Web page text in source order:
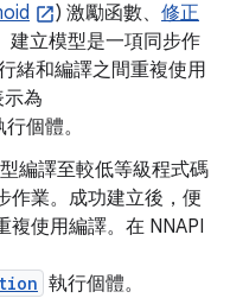
) 激勵函數、 修正
建立模型是一項同步作
緒和編譯之間重複使用
為
行個體。
編譯至較低等級程式碼
作業。成功建立後，便
複使用編譯。在 NNAPI
執行個體。